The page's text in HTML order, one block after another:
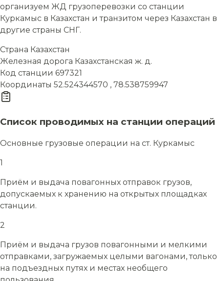
организуем ЖД грузоперевозки со станции
Куркамыс в Казахстан и транзитом через Казахстан в
другие страны СНГ.
Страна Казахстан
Железная дорога Казахстанская ж. д.
Код станции 697321
Координаты 52.524344570 , 78.538759947
Список проводимых на станции операций
Основные грузовые операции на ст. Куркамыс
1
Приём и выдача повагонных отправок грузов,
допускаемых к хранению на открытых площадках
станции.
2
Приём и выдача грузов повагонными и мелкими
отправками, загружаемых целыми вагонами, только
на подъездных путях и местах необщего